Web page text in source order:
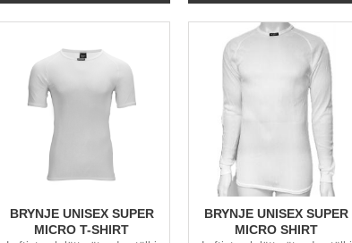
BRYNJE UNISEX SUPER
MICRO T-SHIRT
BRYNJE UNISEX SUPER
MICRO SHIRT